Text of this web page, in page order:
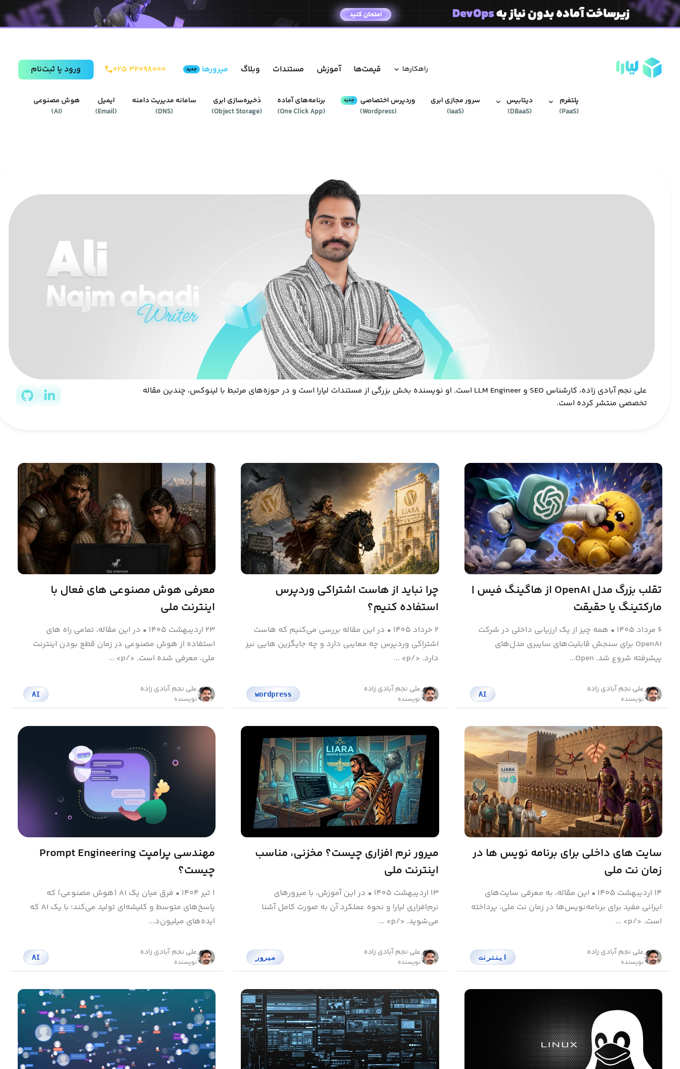
راهکار‌ها قیمت‌ها آموزش مستندات وبلاگ میرورها جدید ۰۲۵ ۳۲۰۹۸۰۰۰ ورود يا ثبت‌نام
هوش مصنوعی
(
AI
)
ایمیل
(
Email
)
سامانه مدیریت دامنه
(
DNS
)
ذخیره‌سازی ابری
(
Object Storage
)
برنامه‌های آماده
(
One Click App
)
وردپرس‌ اختصاصی جدید
(
Wordpress
)
سرور مجازی ابری
(
IaaS
)
دیتابیس‌
(
DBaaS
)
پلتفرم
(
PaaS
)
علی نجم آبادی زاده، کارشناس SEO و LLM Engineer است. او نویسنده بخش بزرگی از مستندات لیارا است و در حوزه‌های مرتبط با لینوکس، چندین مقاله
تخصصی منتشر کرده است.
تقلب بزرگ مدل OpenAI از هاگینگ فیس |
مارکتینگ یا حقیقت
۶ مرداد ۱۴۰۵ • همه چیز از یک ارزیابی داخلی در شرکت
OpenAI برای سنجش قابلیت‌های سایبری مدل‌های
پیشرفته شروع شد. Open...
علی نجم آبادی زاده
نویسنده
AI
چرا نباید از هاست اشتراکی وردپرس
استفاده کنیم؟
۲ خرداد ۱۴۰۵ • در این مقاله بررسی می‌کنیم که هاست
اشتراکی وردپرس چه معایبی دارد و چه جایگزین هایی نیز
دارد. </p> ...
علی نجم آبادی زاده
نویسنده
wordpress
معرفی هوش مصنوعی های فعال با
اینترنت ملی
۲۳ اردیبهشت ۱۴۰۵ • در این مقاله، تمامی راه های
استفاده از هوش مصنوعی در زمان قطع بودن اینترنت
ملی، معرفی شده است. </p> ...
علی نجم آبادی زاده
نویسنده
AI
سایت های داخلی برای برنامه نویس ها در
زمان نت ملی
۱۴ اردیبهشت ۱۴۰۵ • این مقاله، به معرفی سایت‌های
ایرانی مفید برای برنامه‌نویس‌ها در زمان نت ملی، پرداخته
است. </p> ...
علی نجم آبادی زاده
نویسنده
اینترنت
میرور نرم افزاری چیست؟ مخزنی، مناسب
اینترنت ملی
۱۳ اردیبهشت ۱۴۰۵ • در این آموزش، با میرورهای
نرم‌افزاری لیارا و نحوه عملکرد آن به صورت کامل آشنا
می‌شوید. </p> ...
علی نجم آبادی زاده
نویسنده
میرور
مهندسی پرامپت Prompt Engineering
چیست؟
۱ تیر ۱۴۰۴ •
فرق میان یک AI (هوش مصنوعی) که
پاسخ‌های متوسط و کلیشه‌ای تولید می‌کند؛ با یک AI که
ایده‌های میلیون‌د...
علی نجم آبادی زاده
نویسنده
AI